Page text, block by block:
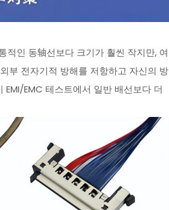
적인 동轴선보다 크기가 훨씬 작지만, 여
부 전자기적 방해를 저항하고 자신의 방
EMC 테스트에서 일반 배선보다 더